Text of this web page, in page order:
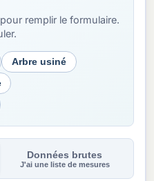
remplir le formulaire.
Arbre usiné
Données brutes
J'ai une liste de mesures